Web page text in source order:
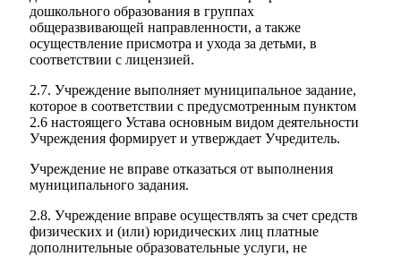
дошкольного образования в группах
общеразвивающей направленности, а также
осуществление присмотра и ухода за детьми, в
соответствии с лицензией.
2.7. Учреждение выполняет муниципальное задание,
которое в соответствии с предусмотренным пунктом
2.6 настоящего Устава основным видом деятельности
Учреждения формирует и утверждает Учредитель.
Учреждение не вправе отказаться от выполнения
муниципального задания.
2.8. Учреждение вправе осуществлять за счет средств
физических и (или) юридических лиц платные
дополнительные образовательные услуги, не